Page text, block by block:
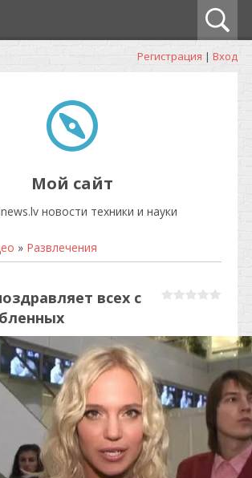
Регистрация | Вход
Мой сайт
новости техники и науки
» Развлечения
всех с